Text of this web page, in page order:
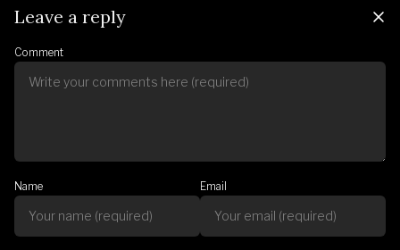
Leave a reply
Comment
Name Email